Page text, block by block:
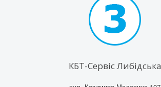
КБТ-Сервіс Либідська